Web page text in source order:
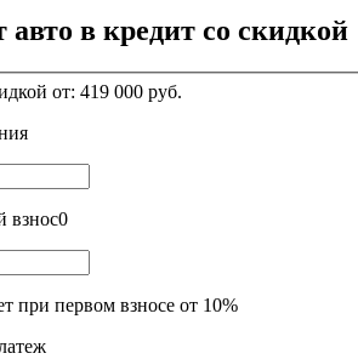
авто в кредит со скидкой
от: 419 000 руб.
Первоначальный взнос0
при первом взносе от 10%